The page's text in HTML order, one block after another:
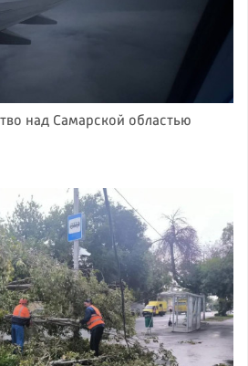
над Самарской областью